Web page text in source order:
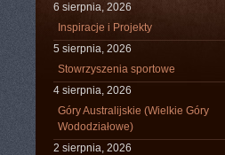
6 sierpnia, 2026
Inspiracje i Projekty
5 sierpnia, 2026
Stowrzyszenia sportowe
4 sierpnia, 2026
Góry Australijskie (Wielkie Góry
Wododziałowe)
2 sierpnia, 2026